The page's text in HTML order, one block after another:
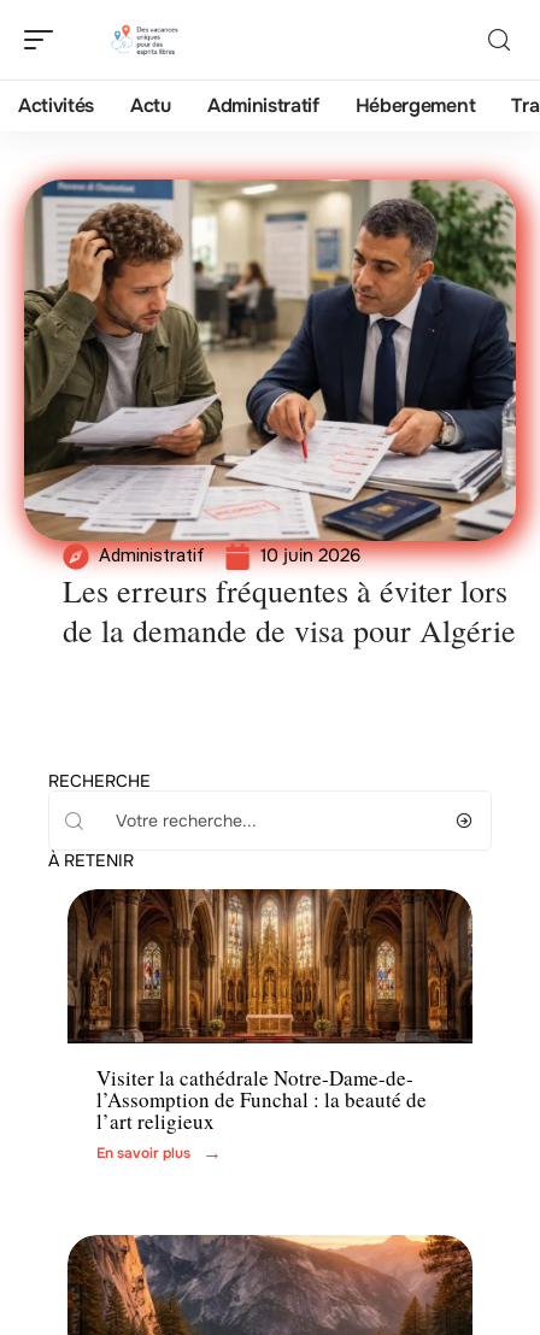
Activités Actu Administratif Hébergement
Administratif 10 juin 2026
Les erreurs fréquentes à éviter lors
de la demande de visa pour Algérie
RECHERCHE
À RETENIR
Activités
Visiter la cathédrale Notre-Dame-de-
l’Assomption de Funchal : la beauté de
l’art religieux
En savoir plus